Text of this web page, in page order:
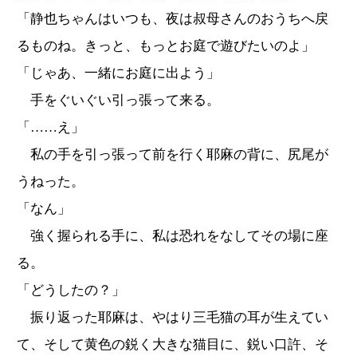
「静也ちゃんはいつも、夜は叔母さんのおうちへ戻
るものね。きっと、もっとお庭で遊びたいのよ」
「じゃあ、一緒にお庭に出よう」
手をぐいぐい引っ張って来る。
「……え」
私の手を引っ張って前を行く耶麻の背に、尻尾が
うねった。
「なん」
強く握られる手に、私は恐れをなしてその場に座
る。
「どうしたの？」
振り返った耶麻は、やはり三毛猫の耳が生えてい
て、そして黄色の鋭く大きな猫目に、鋭い口許、そ